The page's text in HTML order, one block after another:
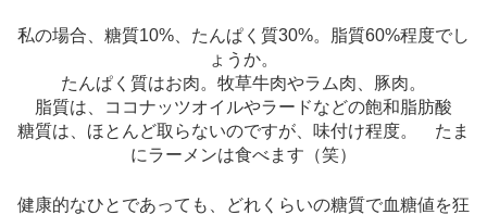
私の場合、糖質10%、たんぱく質30%。脂質60%程度でし
ょうか。
たんぱく質はお肉。牧草牛肉やラム肉、豚肉。
脂質は、ココナッツオイルやラードなどの飽和脂肪酸
糖質は、ほとんど取らないのですが、味付け程度。 たま
にラーメンは食べます（笑）
健康的なひとであっても、どれくらいの糖質で血糖値を狂